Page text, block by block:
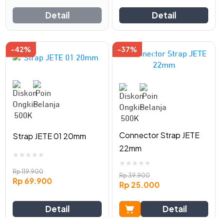
the
page
Detail
the
page
Detail
-42%
Strap JETE 01 20mm
★ ★ ★ ★ ★
Rp119.900
Rp69.900
This
multiple
variants.
The
options
may
chosen
the
product
page
Detail
-37%
Connector Strap JETE
22mm
★ ★ ★ ★ ★
Rp39.900
Rp25.000
Detail